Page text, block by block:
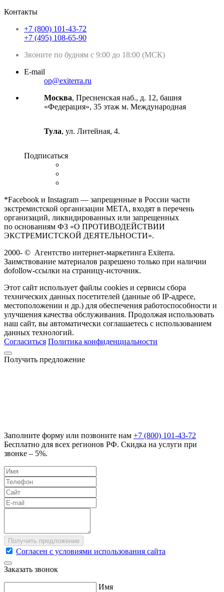
Контакты
+7 (800) 101-43-72
+7 (495) 108-65-90
Звоните по будням с 9:00 до 18:00 (МСК)
E-mail
op@exiterra.ru
Москва, Пресненская наб., д. 12, башня
«Федерация», 35 этаж м. Международная
Тула, ул. Литейная, 4.
Подписаться
*Facebook и Instagram — запрещенные в России части
экстремистской организации META, входят в перечень
организаций, ликвидированных или запрещенных
по основаниям ФЗ «О ПРОТИВОДЕЙСТВИИ
ЭКСТРЕМИСТСКОЙ ДЕЯТЕЛЬНОСТИ».
2000- © Агентство интернет-маркетинга Exiterra.
Заимствование материалов разрешено только при наличии
dofollow-ссылки на страницу-источник.
Этот сайт использует файлы cookies и сервисы сбора
технических данных посетителей (данные об IP-адресе,
местоположении и др.) для обеспечения работоспособности и
улучшения качества обслуживания. Продолжая использовать
наш сайт, вы автоматически соглашаетесь с использованием
данных технологий.
Согласиться Политика конфиденциальности
Получить предложение
Заполните форму или позвоните нам +7 (800) 101-43-72
Бесплатно для всех регионов РФ. Скидка на услуги при
звонке – 5%.
Согласен с условиями использования сайта
Заказать звонок
Имя